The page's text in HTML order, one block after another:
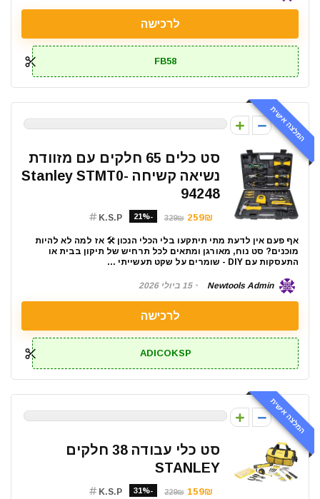
לרכישה
FB58
המלצה אישית
0
סט כלים 65 חלקים עם מזוודת
נשיאה קשיחה Stanley STMT0-
94248
259₪
329₪
-21%
K.S.P
אף פעם אין לדעת מתי תיתקעו בלי הכלי הנכון 🛠️ אז למה לא להיות
מוכנים? סט נוח, מאורגן ומתאים לכל תרחיש של תיקון בבית או
התעסקות עם DIY - שומרים על שקט תעשייתי ...
Newtools Admin 15 ביולי 2026
לרכישה
ADICOKSP
המלצה אישית
0
סט כלי עבודה 38 חלקים
STANLEY
159₪
229₪
-31%
K.S.P